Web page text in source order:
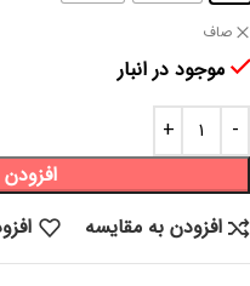
صاف
موجود در انبار
افزودن به مقایسه